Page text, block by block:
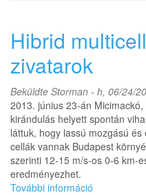
Hibrid
zivatarok
Beküldte Storman - h, 06/24/
2013. június 23-án
kirándulás helyett spontán
láttuk, hogy lassú mozgású
cellák vannak Budapest
szerinti 12-15 m/s-os 0-6 km-
eredményezhet.
További információ